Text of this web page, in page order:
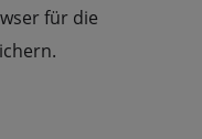
für die